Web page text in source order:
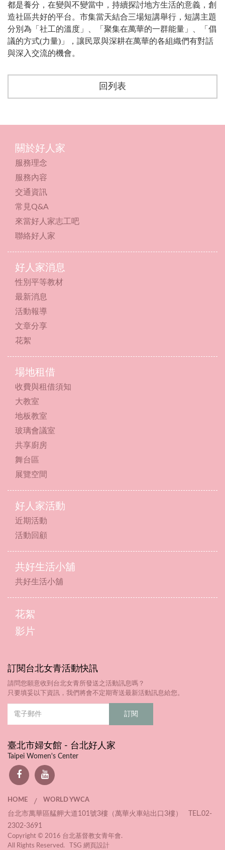
都是養分，在變與不變當中，持續探討地方生活的意義，創
造社區共好的平台。 市集當天結合三場短講舉行，短講主題
分別為「社工的溫度」、「聚集在萬華的一群能量」、「倡
議的方式(力量)」，讓民眾與深耕在萬華的各組織們有對話
與深入交流的機會。
回列表
關於好人家
服務理念
服務內容
交通資訊
常見Q&A
來當好人家志工吧
聯絡好人家
好人家消息
性別平等教材
最新消息
活動報導
文章分享
花絮
場地租借
收費與租借須知
大教室
地板教室
玻璃會議室
共享廚房
舞台區
展覽空間
好人家活動
近期活動
活動回顧
共好生活小舖
共好生活小舖
花絮
影片
訂閱台北女青活動快訊
請問您願意收到台北女青所發送之活動訊息嗎？
只要填妥以下資訊，我們將會不定期寄送最新活動訊息給您。
臺北市婦女館 - 台北好人家
Taipei Women's Center
HOME / WORLD YWCA
台北市萬華區艋舺大道101號3樓（萬華火車站出口3樓） TEL.02-
2302-3691
Copyright © 2016 台北基督教女青年會.
All Rights Reserved. TSG 網頁設計